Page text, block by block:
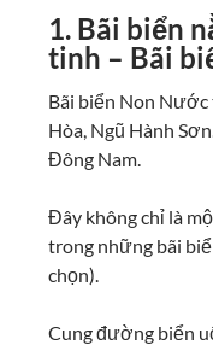
1. Bãi biển
tinh – Bãi
Bãi biển Non
Hòa, Ngũ Hành
Đông Nam.
Đây không chỉ là
trong những bãi
chọn).
Cung đường biển